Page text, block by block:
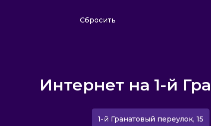
Сбросить
Интернет на 1-й
1-й Гранатовый переулок, 15